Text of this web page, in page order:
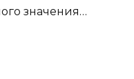
значения…